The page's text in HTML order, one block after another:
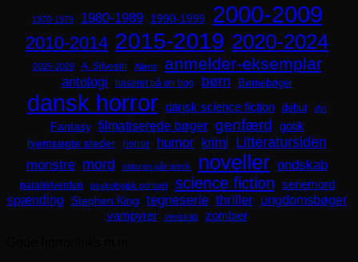
1970-1979 1980-1989 1990-1999 2000-2009
2010-2014 2015-2019 2020-2024
2025-2029 A. Silvestri Aliens anmelder-eksemplar
antologi baseret på en bog børn Børnebøger
dansk horror dansk science fiction debut dyr
Fantasy filmatiserede bøger genfærd
gotik
hjemsøgte steder
horror humor krimi Litteratursiden
monstre mord naturen går amok noveller ondskab
parallelverden psykologisk portræt science fiction seriemord
spænding Stephen King tegneserie thriller ungdomsbøger
vampyrer venskab
zombier